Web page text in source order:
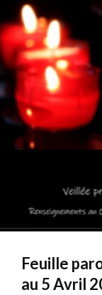
Feuille
au 5 Avril